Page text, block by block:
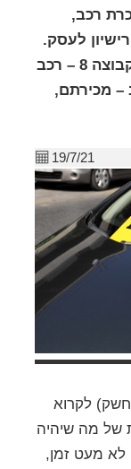
רכב,
לעסק.
פריט הרישוי יהיה בדרך כלל מתוך קבוצה 8 – רכב
– כלי רכב – מכירתם,
19/7/21
חשק) לקרוא
של מה שיהיה
לא מעט זמן,